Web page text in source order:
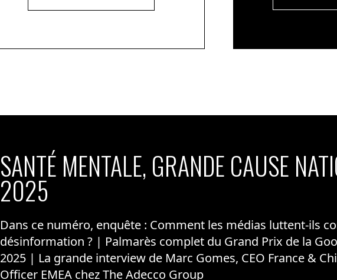
SANTÉ MENTALE, GRANDE CAUSE
2025
Dans ce numéro, enquête : Comment les médias luttent-ils
désinformation ? | Palmarès complet du Grand Prix de la
2025 | La grande interview de Marc Gomes, CEO France &
Officer EMEA chez The Adecco Group